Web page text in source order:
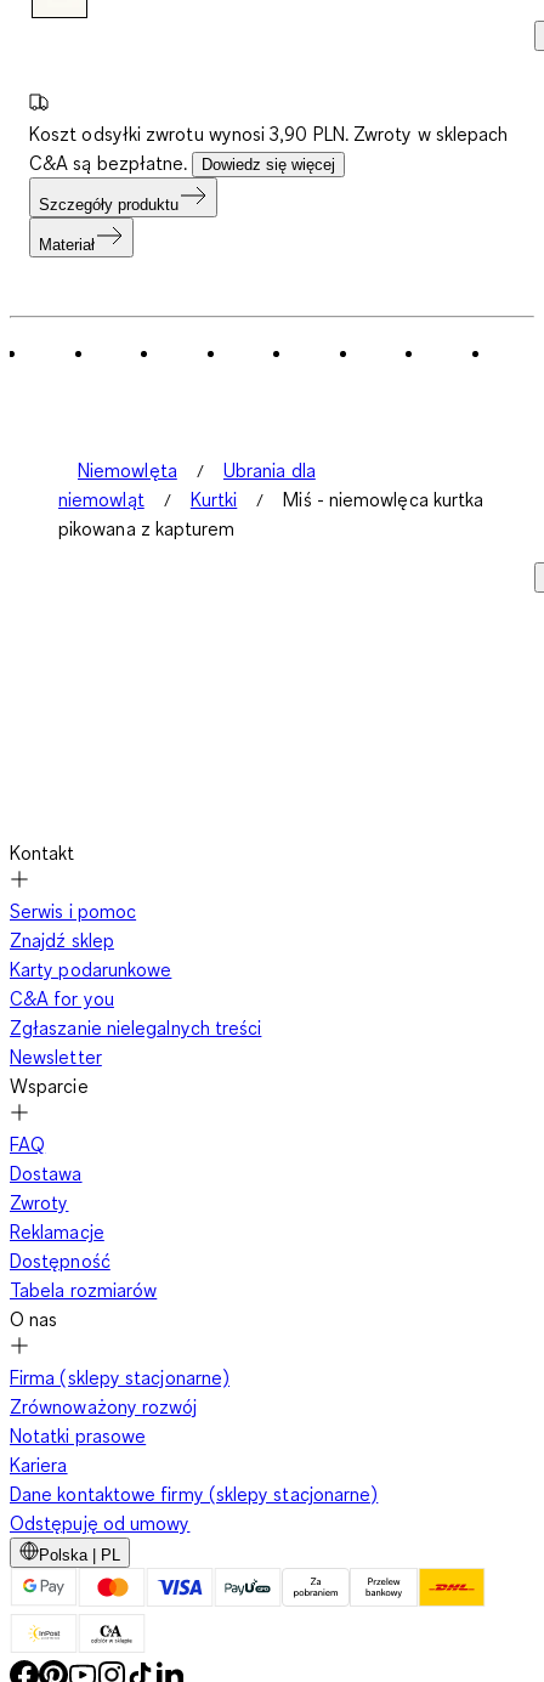
Koszt odsyłki zwrotu wynosi 3,90 PLN. Zwroty w sklepach
C&A są bezpłatne.
Dowiedz się więcej
Szczegóły produktu
Materiał
Niemowlęta
Ubrania dla
niemowląt
Kurtki
Miś - niemowlęca kurtka
pikowana z kapturem
Kontakt
Serwis i pomoc
Znajdź sklep
Karty podarunkowe
C&A for you
Zgłaszanie nielegalnych treści
Newsletter
Wsparcie
FAQ
Dostawa
Zwroty
Reklamacje
Dostępność
Tabela rozmiarów
O nas
Firma (sklepy stacjonarne)
Zrównoważony rozwój
Notatki prasowe
Kariera
Dane kontaktowe firmy (sklepy stacjonarne)
Odstępuję od umowy
Polska | PL